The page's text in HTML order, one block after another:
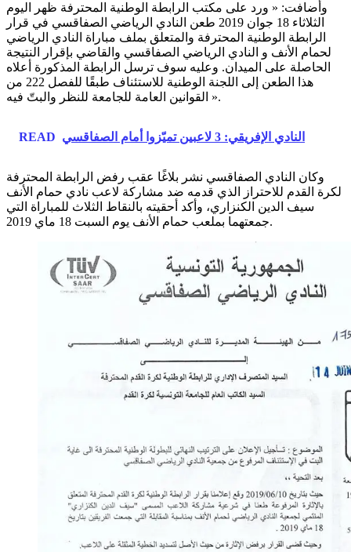
وأضافت: « ورد على مكتب الرابطة الوطنية المحترفة ظهر اليوم
الثلاثاء 18 جوان 2019 طعن النادي الرياضي الصفاقسي في قرار
الرابطة الوطنية المحترفة والمتعلق بملف مباراة النادي الرياضي
لحمام الأنف و النادي الرياضي الصفاقسي والقاضي بإقرار النتيجة
الحاصلة على الميدان. وعليه سوف ترسل الرابطة المذكورة أعلاه
هذا الطعن إلى اللجنة الوطنية للاستئناف طبقًا للفصل 222 من
القوانين العامة للجامعة للنظر والبتّ فيه ».
READ النادي الإفريقي: 3 لاعبين تميّزوا أمام الصفاقسي
وكان النادي الصفاقسي نشر بلاغًا عقب رفض الرابطة المحترفة
لكرة القدم للاحتراز الذي قدمه ضد مشاركة لاعب نادي حمام الأنف
سيف الدين الكنزاري، وأكد أحقيته بالنقاط الثلاث للمباراة التي
جمعتهما بملعب حمام الأنف يوم السبت 18 ماي 2019.